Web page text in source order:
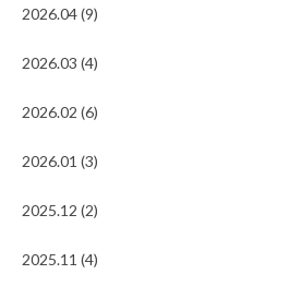
2026.04 (9)
2026.03 (4)
2026.02 (6)
2026.01 (3)
2025.12 (2)
2025.11 (4)